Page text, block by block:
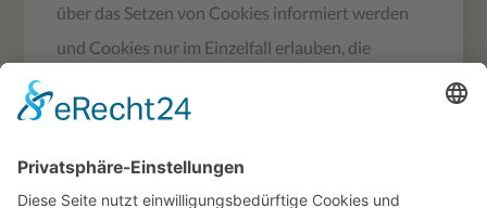
über das Setzen von Cookies informiert werden
und Cookies nur im Einzelfall erlauben, die
generell ausschließen sowie das automatische